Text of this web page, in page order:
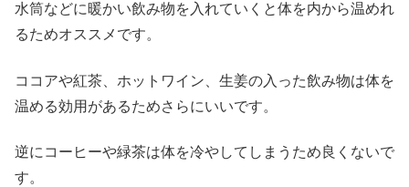
水筒などに暖かい飲み物を入れていくと体を内から温めれ
るためオススメです。
ココアや紅茶、ホットワイン、生姜の入った飲み物は体を
温める効用があるためさらにいいです。
逆にコーヒーや緑茶は体を冷やしてしまうため良くないで
す。